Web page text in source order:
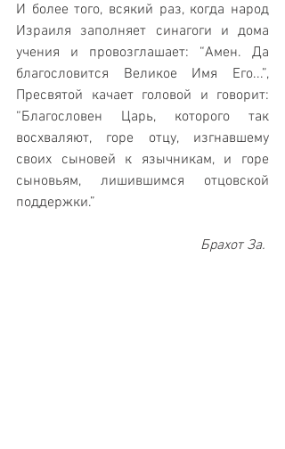
И более того, всякий раз, когда народ
Израиля заполняет синагоги и дома
учения и провозглашает: “Амен. Да
благословится Великое Имя Его...”,
Пресвятой качает головой и говорит:
“Благословен Царь, которого так
восхваляют, горе отцу, изгнавшему
своих сыновей к язычникам, и горе
сыновьям, лишившимся отцовской
поддержки.”
Брахот За.